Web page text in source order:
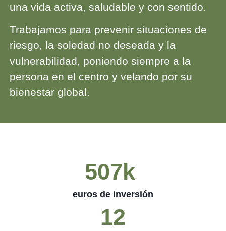
una vida activa, saludable y con sentido.
Trabajamos para prevenir situaciones de
riesgo, la soledad no deseada y la
vulnerabilidad, poniendo siempre a la
persona en el centro y velando por su
bienestar global.
euros de inversión
507 k
12